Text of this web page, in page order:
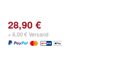
28,90 €
+ 6,00 € Versand